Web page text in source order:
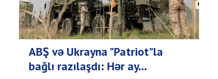
ABŞ və Ukrayna "Patriot"la
bağlı razılaşdı: Hər ay...